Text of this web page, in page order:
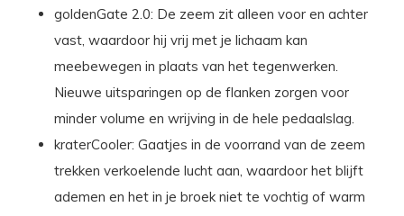
goldenGate 2.0: De zeem zit alleen voor en achter
vast, waardoor hij vrij met je lichaam kan
meebewegen in plaats van het tegenwerken.
Nieuwe uitsparingen op de flanken zorgen voor
minder volume en wrijving in de hele pedaalslag.
kraterCooler: Gaatjes in de voorrand van de zeem
trekken verkoelende lucht aan, waardoor het blijft
ademen en het in je broek niet te vochtig of warm